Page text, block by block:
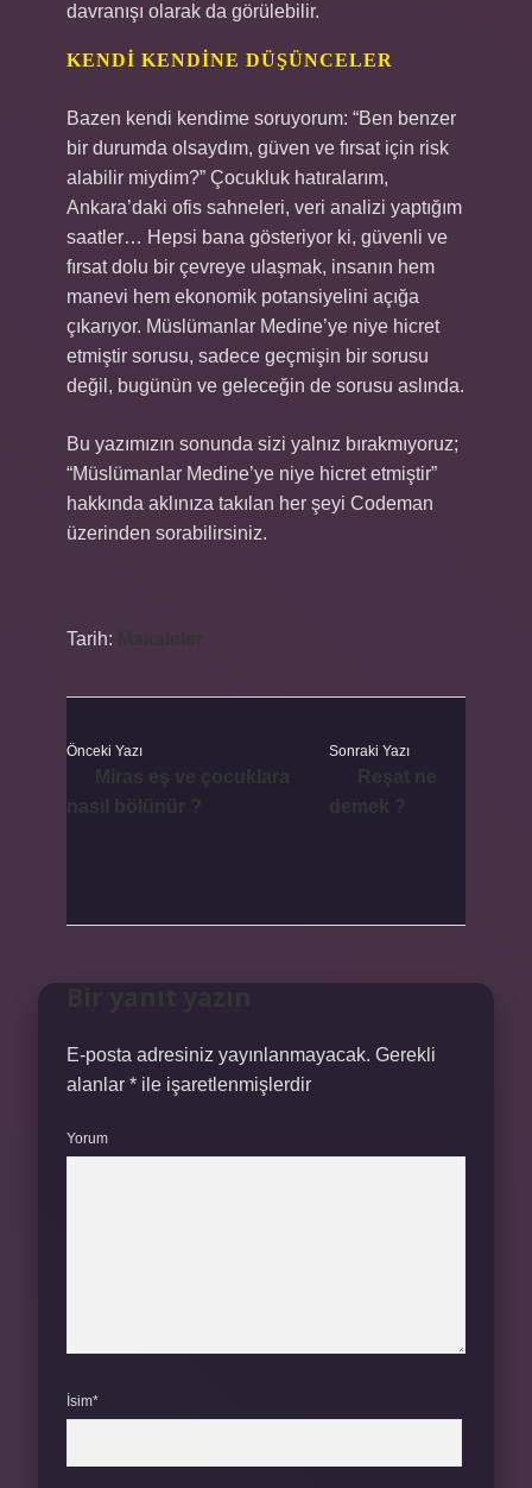
davranışı olarak da görülebilir.
KENDI KENDINE DÜŞÜNCELER
Bazen kendi kendime soruyorum: “Ben benzer
bir durumda olsaydım, güven ve fırsat için risk
alabilir miydim?” Çocukluk hatıralarım,
Ankara’daki ofis sahneleri, veri analizi yaptığım
saatler… Hepsi bana gösteriyor ki, güvenli ve
fırsat dolu bir çevreye ulaşmak, insanın hem
manevi hem ekonomik potansiyelini açığa
çıkarıyor. Müslümanlar Medine’ye niye hicret
etmiştir sorusu, sadece geçmişin bir sorusu
değil, bugünün ve geleceğin de sorusu aslında.
Bu yazımızın sonunda sizi yalnız bırakmıyoruz;
“Müslümanlar Medine’ye niye hicret etmiştir”
hakkında aklınıza takılan her şeyi Codeman
üzerinden sorabilirsiniz.
Tarih:
Önceki Yazı Sonraki Yazı
E-posta adresiniz yayınlanmayacak. Gerekli
alanlar * ile işaretlenmişlerdir
Yorum
İsim*